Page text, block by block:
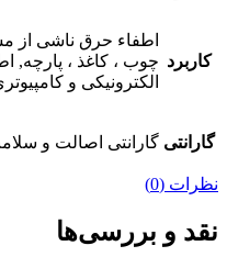
کاربرد
اطفاء حرق ناشی از
چوب ، کاغذ ، پارچه,
الکترونیکی و
گارانتی گارانتی اصالت و
نظرات (0)
نقد و بررسی‌ها